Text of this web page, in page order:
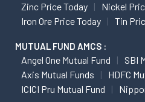
Zinc Price Today
Nickel
Iron Ore Price Today
Tin
MUTUAL FUND AMCS :
Angel One Mutual Fund
SBI
Axis Mutual Funds
HDFC
ICICI Pru Mutual Fund